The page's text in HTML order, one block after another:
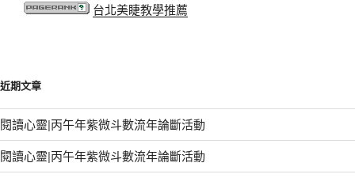
台北美睫教學推薦
近期文章
閱讀心靈|丙午年紫微斗數流年論斷活動
閱讀心靈|丙午年紫微斗數流年論斷活動